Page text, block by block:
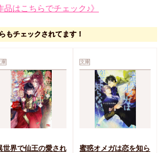
品はこちらでチェック♪》
もチェックされてます！
庫
世界で仙王の愛され
文庫
蜜惑オメガは恋を知ら